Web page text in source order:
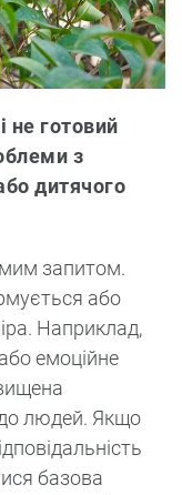
не готовий
з
дитячого
запитом.
або
Наприклад,
емоційне
до людей. Якщо
базова